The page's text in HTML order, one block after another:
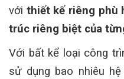
với thiết kế riêng phù
trúc riêng biệt của
Với bất kể loại công
sử dụng bao nhiêu